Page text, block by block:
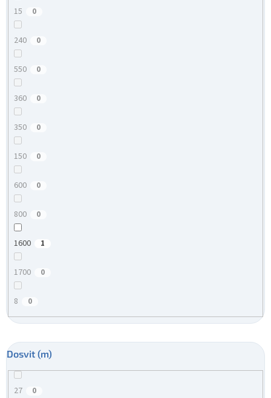
15 0
240 0
550 0
360 0
350 0
150 0
600 0
800 0
1600 1
1700 0
8 0
Dosvit (m)
27 0